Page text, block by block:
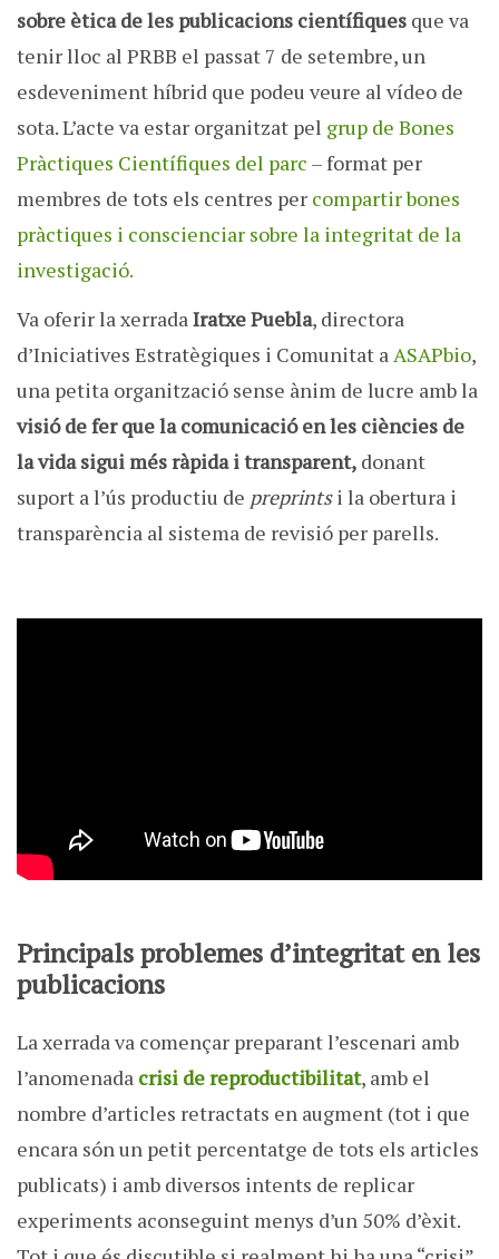
sobre ètica de les publicacions científiques que va
tenir lloc al PRBB el passat 7 de setembre, un
esdeveniment híbrid que podeu veure al vídeo de
sota. L’acte va estar organitzat pel grup de Bones
Pràctiques Científiques del parc – format per
membres de tots els centres per compartir bones
pràctiques i conscienciar sobre la integritat de la
investigació.
Va oferir la xerradaIratxe Puebla, directora
d’Iniciatives Estratègiques i Comunitat aASAPbio,
una petita organització sense ànim de lucre amb la
visió de fer que la comunicació en les ciències de
la vida sigui més ràpida i transparent, donant
suport a l’ús productiu de preprintsi la obertura i
transparència al sistema de revisió per parells.
Principals problemes d’integritat en les
publicacions
La xerrada va començar preparant l’escenari amb
l’anomenada crisi de reproductibilitat, amb el
nombre d’articles retractats en augment (tot i que
encara són un petit percentatge de tots els articles
publicats) i amb diversos intents de replicar
experiments aconseguint menys d’un 50% d’èxit.